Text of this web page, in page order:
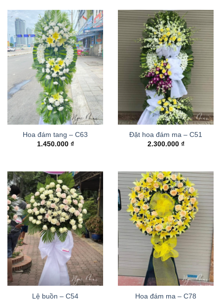
Hoa đám tang – C63
1.450.000 ₫
Đặt hoa đám ma – C51
2.300.000 ₫
Lệ buồn – C54
Hoa đám ma – C78